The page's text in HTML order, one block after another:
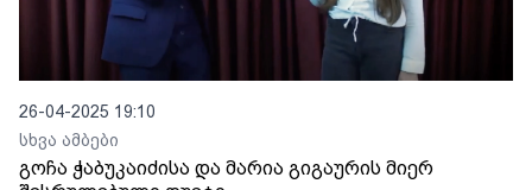
26-04-2025 19:10
სხვა ამბები
გოჩა ჭაბუკაიძისა და მარია გიგაურის მიერ